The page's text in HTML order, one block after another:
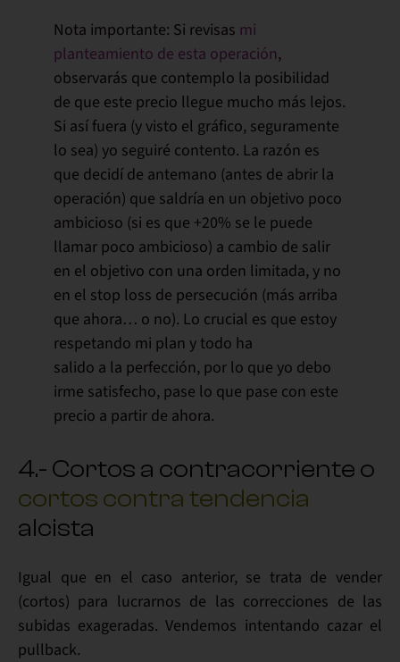
Nota importante: Si revisas mi
planteamiento de esta operación,
observarás que contemplo la posibilidad
de que este precio llegue mucho más lejos.
Si así fuera (y visto el gráfico, seguramente
lo sea) yo seguiré contento. La razón es
que decidí de antemano (antes de abrir la
operación) que saldría en un objetivo poco
ambicioso (si es que +20% se le puede
llamar poco ambicioso) a cambio de salir
en el objetivo con una orden limitada, y no
en el stop loss de persecución (más arriba
que ahora… o no). Lo crucial es que estoy
respetando mi plan y todo ha
salido a la perfección, por lo que yo debo
irme satisfecho, pase lo que pase con este
precio a partir de ahora.
4.- Cortos a contracorriente o
cortos contra tendencia
alcista
Igual que en el caso anterior, se trata de vender
(cortos) para lucrarnos de las correcciones de las
subidas exageradas. Vendemos intentando cazar el
pullback.